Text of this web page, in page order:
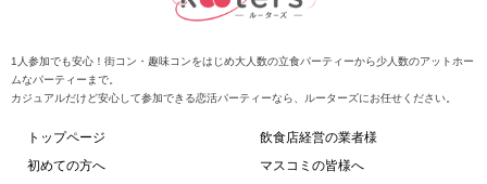
1人参加でも安心！街コン・趣味コンをはじめ大人数の立食パーティーから少人数のアットホー
ムなパーティーまで。
カジュアルだけど安心して参加できる恋活パーティーなら、ルーターズにお任せください。
トップページ
初めての方へ
飲食店経営の業者様
マスコミの皆様へ